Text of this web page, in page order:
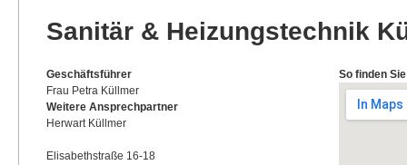
Sanitär & Heizungstechnik
Geschäftsführer
Frau Petra Küllmer
Weitere Ansprechpartner
Herwart Küllmer
Elisabethstraße 16-18
So finden